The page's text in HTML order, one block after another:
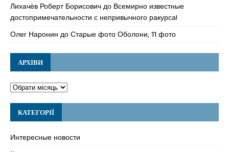
Лихачёв Роберт Борисовичдо Всемирно известные
достопримечательности с непривычного ракурса!
Олег Наронин доСтарые фото Оболони, 11 фото
АРХІВИ
КАТЕГОРІЇ
Интересные новости